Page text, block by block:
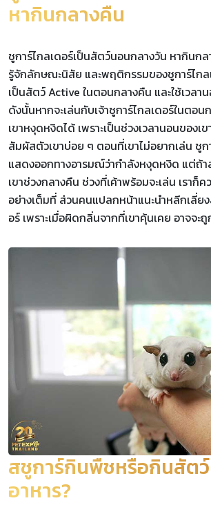
หากินกลางคืน
ชูการ์ไกลเดอร์เป็นสัตว์นอนกลางวัน หากินก
รู้จักลักษณะนิสัย และพฤติกรรมของชูการ์ไกล
เป็นสัตว์ Active ในตอนกลางคืน และใช้เวลา
ดังนั้นหากจะเล่นกับเจ้าชูการ์ไกลเดอร์ในตอน
เขาหงุดหงิดได้ เพราะเป็นช่วงเวลานอนของเ
สัมผัสตัวเขาบ่อย ๆ ตอนที่เขาไม่อยากเล่น ชูก
แสดงออกทางอารมณ์ว่ากำลังหงุดหงิด แต่ถ้า
เขาช่วงกลางคืน ช่วงที่เค้าพร้อมจะเล่น เราก็ค
อย่างเต็มที่ ส่วนคนแปลกหน้าแนะนำหลีกเลี่ย
อร์ เพราะเมื่อผิดกลิ่นจากที่เขาคุ้นเคย อาจจะ
สชูการ์กินพืชหรือกินสัต
อาหาร?